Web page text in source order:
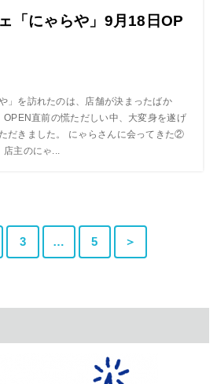
「にゃらや」9月18日OP
」を訪れたのは、店舗が決まったばか
OPEN直前の慌ただしい中、大変身を遂げ
だきました。 にゃらさんに会ってきた②
主のにゃ...
3 … 5 ＞